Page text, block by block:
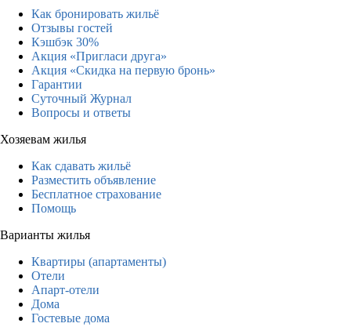
Как бронировать жильё
Отзывы гостей
Кэшбэк 30%
Акция «Пригласи друга»
Акция «Скидка на первую бронь»
Гарантии
Суточный Журнал
Вопросы и ответы
Хозяевам жилья
Как сдавать жильё
Разместить объявление
Бесплатное страхование
Помощь
Варианты жилья
Квартиры (апартаменты)
Отели
Апарт-отели
Дома
Гостевые дома